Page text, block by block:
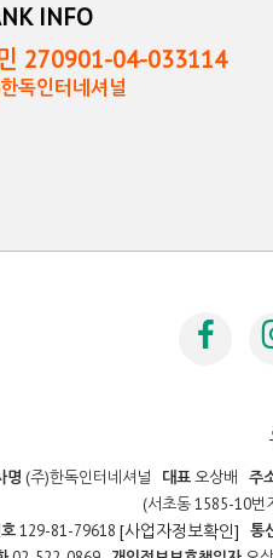
INFO
270901-04-033114
독인터네셔널
명 (주)한독인터네셔널 대표오상배 주
(서초동 1585-10번
129-81-79618 [사업자정보확인] 통